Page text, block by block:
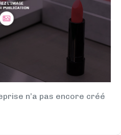
n’a pas encore créé